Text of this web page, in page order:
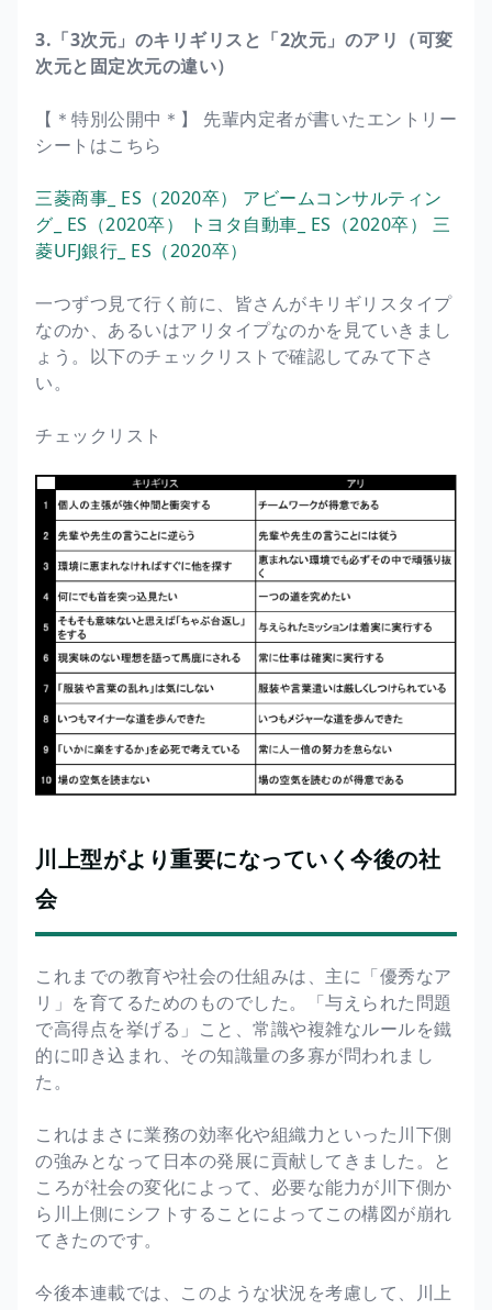
3.「3次元」のキリギリスと「2次元」のアリ（可変
次元と固定次元の違い）
【＊特別公開中＊】 先輩内定者が書いたエントリー
シートはこちら
三菱商事_ ES（2020卒） アビームコンサルティン
グ_ ES（2020卒）
トヨタ自動車_ ES（2020卒） 三
菱UFJ銀行_ ES（2020卒）
一つずつ見て行く前に、皆さんがキリギリスタイプ
なのか、あるいはアリタイプなのかを見ていきまし
ょう。以下のチェックリストで確認してみて下さ
い。
チェックリスト
川上型がより重要になっていく今後の社
会
これまでの教育や社会の仕組みは、主に「優秀なア
リ」を育てるためのものでした。「与えられた問題
で高得点を挙げる」こと、常識や複雑なルールを鐵
的に叩き込まれ、その知識量の多寡が問われまし
た。
これはまさに業務の効率化や組織力といった川下側
の強みとなって日本の発展に貢献してきました。と
ころが社会の変化によって、必要な能力が川下側か
ら川上側にシフトすることによってこの構図が崩れ
てきたのです。
今後本連載では、このような状況を考慮して、川上